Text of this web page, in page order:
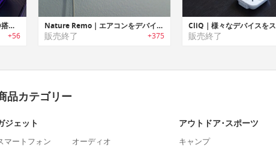
FUNLAB Luminex｜RGB LED搭載、独自技術を採用したゲーミングコントローラー
+56
Nature Remo｜エアコンをデバイス１つでスマートに「ネイチャーリモ」
販売終了 +375 販売終了
品カテゴリー
ジェット
マートフォン
オーディオ
アウトドア･スポーツ
キャンプ